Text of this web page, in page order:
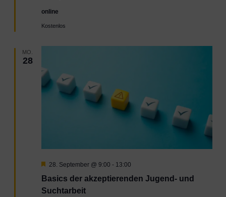
online
Kostenlos
MO.
28
Basics der akzeptierenden Jugend- und
Suchtarbeit
Hervorgehoben
28. September @ 9:00 - 13:00